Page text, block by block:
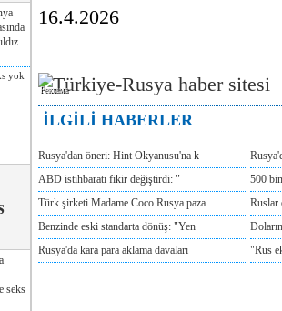
seks
16.4.2026
Реклама
İLGİLİ HABERLER
Rusya'dan öneri: Hint Okyanusu'na k
ABD istihbaratı fikir değiştirdi: "
500
Türk şirketi Madame Coco Rusya paza
Ruslar
Benzinde eski standarta dönüş: "Yen
Rusya'da kara para aklama davaları
"Rus